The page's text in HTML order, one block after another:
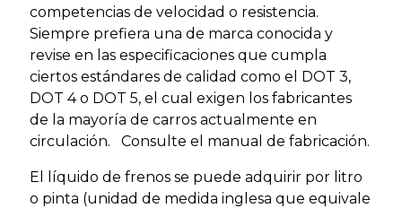
competencias de velocidad o resistencia.
Siempre prefiera una de marca conocida y
revise en las especificaciones que cumpla
ciertos estándares de calidad como el DOT 3,
DOT 4 o DOT 5, el cual exigen los fabricantes
de la mayoría de carros actualmente en
circulación. Consulte el manual de fabricación.
El líquido de frenos se puede adquirir por litro
o pinta (unidad de medida inglesa que equivale